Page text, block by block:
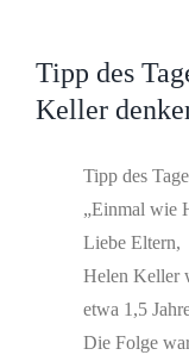
grösseres
Bild
Tipp des
Keller
Tipp des
„Einmal wie
Liebe Eltern,
Helen Keller
etwa 1,5
Die Folge